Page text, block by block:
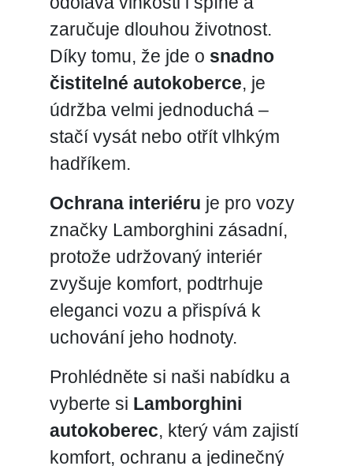
zaručuje dlouhou životnost.
Díky tomu, že jde o snadno
čistitelné autokoberce, je
údržba velmi jednoduchá –
stačí vysát nebo otřít vlhkým
hadříkem.
Ochrana interiéru je pro vozy
značky Lamborghini zásadní,
protože udržovaný interiér
zvyšuje komfort, podtrhuje
eleganci vozu a přispívá k
uchování jeho hodnoty.
Prohlédněte si naši nabídku a
vyberte si Lamborghini
autokoberec, který vám zajistí
komfort, ochranu a jedinečný